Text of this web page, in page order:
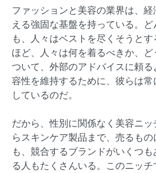
ファッションと美容の業界は、
える強固な基盤を持っている。
も、人々はベストを尽くそうと
ほど、人々は何を着るべきか、
ついて、外部のアドバイスに頼
容性を維持するために、彼らは
しているのだ。
だから、性別に関係なく美容ニ
らスキンケア製品まで、売るも
も、競合するブランドがいくつ
る人もたくさんいる。このニッ